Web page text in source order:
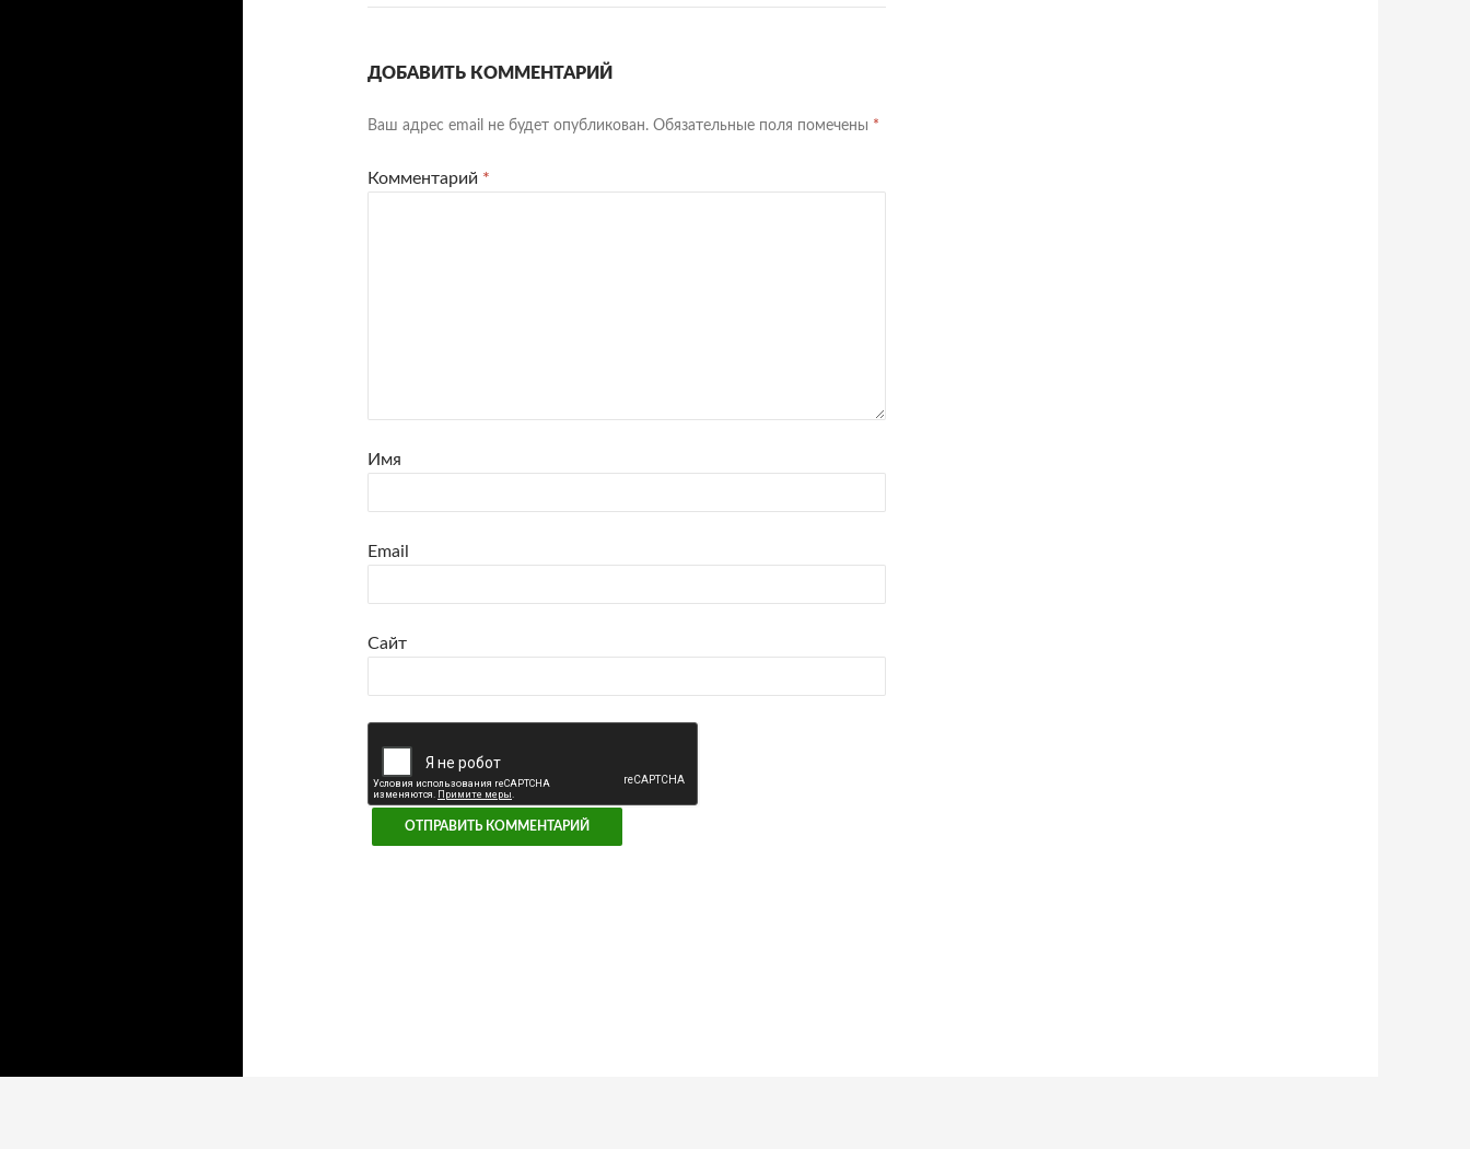
ДОБАВИТЬ КОММЕНТАРИЙ
Ваш адрес email не будет опубликован. Обязательные поля помечены *
Комментарий *
Имя
Email
Сайт